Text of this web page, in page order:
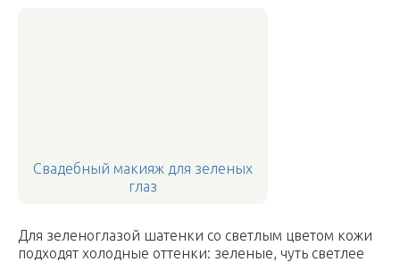
Свадебный макияж для зеленых
глаз
Для зеленоглазой шатенки со светлым цветом кожи
подходят холодные оттенки: зеленые, чуть светлее